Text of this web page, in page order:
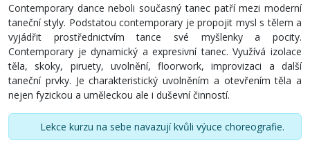
Contemporary dance neboli současný tanec patří mezi moderní
taneční styly. Podstatou contemporary je propojit mysl s tělem a
vyjádřit prostřednictvím tance své myšlenky a pocity.
Contemporary je dynamický a expresivní tanec. Využívá izolace
těla, skoky, piruety, uvolnění, floorwork, improvizaci a další
taneční prvky. Je charakteristický uvolněním a otevřením těla a
nejen fyzickou a uměleckou ale i duševní činností.
Lekce kurzu na sebe navazují kvůli výuce choreografie.